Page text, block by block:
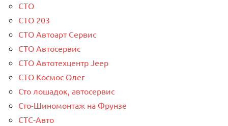
СТО
СТО 203
СТО Автоарт Сервис
СТО Автосервис
СТО Автотехцентр Jeep
СТО Космос Олег
Сто лошадок, автосервис
Сто-Шиномонтаж на Фрунзе
СТС-Авто